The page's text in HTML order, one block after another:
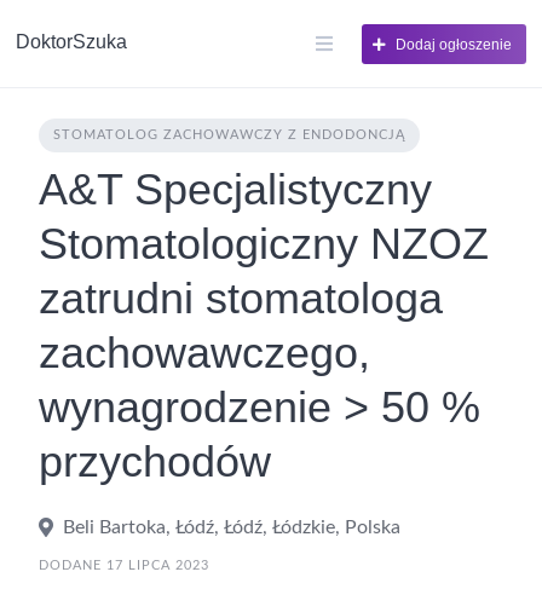
DoktorSzuka Dodaj ogłoszenie
STOMATOLOG ZACHOWAWCZY Z ENDODONCJĄ
A&T Specjalistyczny
Stomatologiczny NZOZ
zatrudni stomatologa
zachowawczego,
wynagrodzenie > 50 %
przychodów
Beli Bartoka, Łódź, Łódź, Łódzkie, Polska
DODANE 17 LIPCA 2023